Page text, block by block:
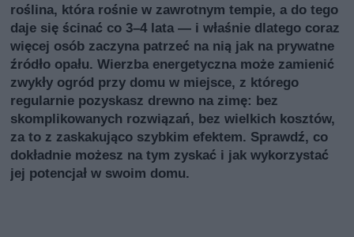
roślina, która rośnie w zawrotnym tempie, a do tego
daje się ścinać co 3–4 lata — i właśnie dlatego coraz
więcej osób zaczyna patrzeć na nią jak na prywatne
źródło opału. Wierzba energetyczna może zamienić
zwykły ogród przy domu w miejsce, z którego
regularnie pozyskasz drewno na zimę: bez
skomplikowanych rozwiązań, bez wielkich kosztów,
za to z zaskakująco szybkim efektem. Sprawdź, co
dokładnie możesz na tym zyskać i jak wykorzystać
jej potencjał w swoim domu.